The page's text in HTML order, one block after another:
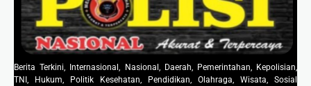
Berita Terkini, Internasional, Nasional, Daerah, Pemerintahan, Kepolisian,
TNI, Hukum, Politik Kesehatan, Pendidikan, Olahraga, Wisata, Sosial